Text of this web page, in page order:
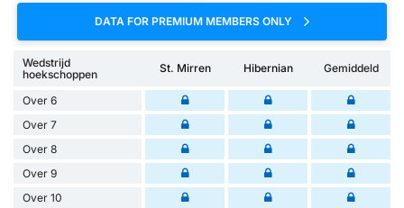
DATA FOR PREMIUM MEMBERS ONLY
Wedstrijd
hoekschoppen
St. Mirren Hibernian Gemiddeld
Over 6
Over 7
Over 8
Over 9
Over 10